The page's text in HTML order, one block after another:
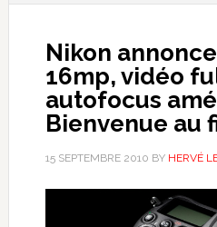
Nikon
16mp, vidéo
autofocus
Bienvenue au
15 SEPTEMBRE 2010 BY HERVÉ